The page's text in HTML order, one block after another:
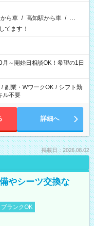
ら車 / 高知駅から車 / …
てます！
～開始日相談OK！希望の1日
/ 副業・WワークOK / シフト勤
ル不要
詳細へ
掲載日：2026.08.02
やシーツ交換な
ブランクOK